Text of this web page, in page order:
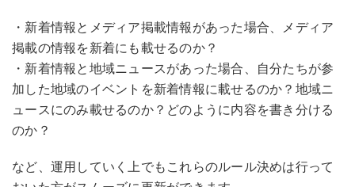
・新着情報とメディア掲載情報があった場合、メディア
掲載の情報を新着にも載せるのか？
・新着情報と地域ニュースがあった場合、自分たちが参
加した地域のイベントを新着情報に載せるのか？地域ニ
ュースにのみ載せるのか？どのように内容を書き分ける
のか？
など、運用していく上でもこれらのルール決めは行って